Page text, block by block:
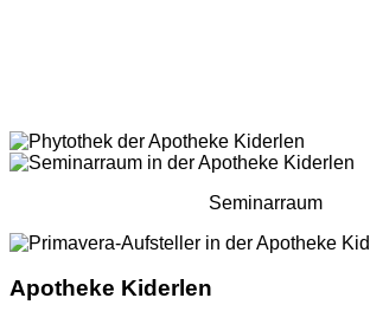
Seminarraum
Apotheke Kiderlen